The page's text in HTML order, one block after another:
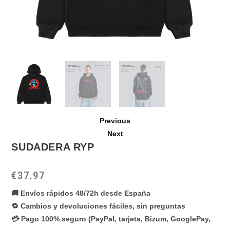
Previous
Next
SUDADERA RYP
€37.97
🚚 Envíos rápidos 48/72h desde España
🔁 Cambios y devoluciones fáciles, sin preguntas
💳 Pago 100% seguro (PayPal, tarjeta, Bizum, GooglePay,